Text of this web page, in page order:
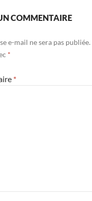
COMMENTAIRE
e-mail ne sera pas publiée.
*
*